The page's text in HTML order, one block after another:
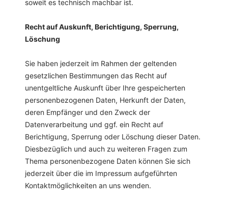
soweit es technisch machbar ist.
Recht auf Auskunft, Berichtigung, Sperrung,
Löschung
Sie haben jederzeit im Rahmen der geltenden
gesetzlichen Bestimmungen das Recht auf
unentgeltliche Auskunft über Ihre gespeicherten
personenbezogenen Daten, Herkunft der Daten,
deren Empfänger und den Zweck der
Datenverarbeitung und ggf. ein Recht auf
Berichtigung, Sperrung oder Löschung dieser Daten.
Diesbezüglich und auch zu weiteren Fragen zum
Thema personenbezogene Daten können Sie sich
jederzeit über die im Impressum aufgeführten
Kontaktmöglichkeiten an uns wenden.